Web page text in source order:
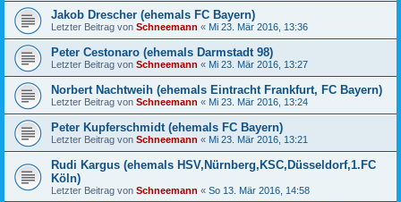
Jakob Drescher (ehemals FC Bayern)
Letzter Beitrag von Schneemann « Mi 23. Mär 2016, 13:36
Peter Cestonaro (ehemals Darmstadt 98)
Letzter Beitrag von Schneemann « Mi 23. Mär 2016, 13:27
Norbert Nachtweih (ehemals Eintracht Frankfurt, FC Bayern)
Letzter Beitrag von Schneemann « Mi 23. Mär 2016, 13:24
Peter Kupferschmidt (ehemals FC Bayern)
Letzter Beitrag von Schneemann « Mi 23. Mär 2016, 13:21
Rudi Kargus (ehemals HSV,Nürnberg,KSC,Düsseldorf,1.FC
Köln)
Letzter Beitrag von Schneemann « So 13. Mär 2016, 14:58